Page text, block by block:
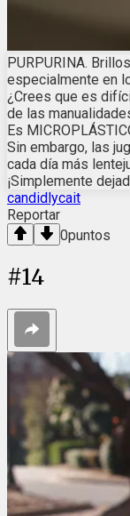
PURPURINA.
especialmente en
¿Crees que es
de las
Es
Sin embargo, las
cada día más
¡Simplemente
candidlycait
Reportar
0puntos
#14